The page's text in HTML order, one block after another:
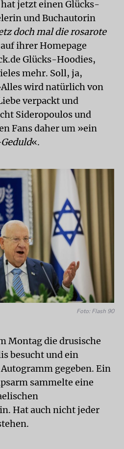
hat jetzt einen Glücks-
und Buchautorin
doch mal die rosarote
ihrer Homepage
Glücks-Hoodies,
mehr. Soll, ja,
wird natürlich von
verpackt und
Sideropoulos und
Fans daher um »ein
«.
Foto: Flash 90
Montag die drusische
besucht und ein
gegeben. Ein
sammelte eine
Hat auch nicht jeder